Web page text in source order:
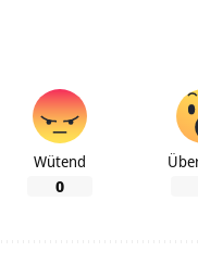
Wütend
0